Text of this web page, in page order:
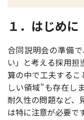
１．はじめに
合同説明会の準備
い」と考える採用担
算の中で工夫する
しい領域”も存在し
耐久性の問題など、
は特に注意が必要です